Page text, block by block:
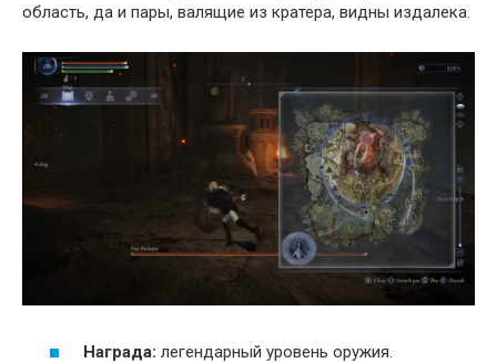
область, да и пары, валящие из кратера, видны издалека.
Награда: легендарный уровень оружия.